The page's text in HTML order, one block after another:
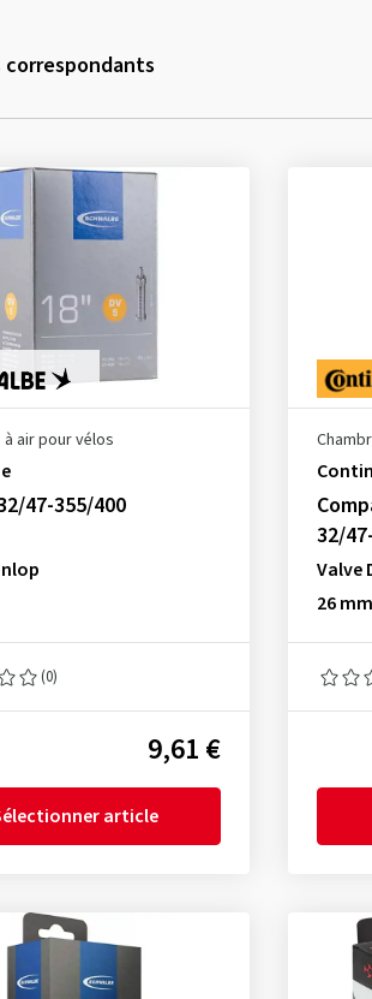
à air pour vélos
47-355/400
(0)
9,61 €
article
32/
Valve
26 mm